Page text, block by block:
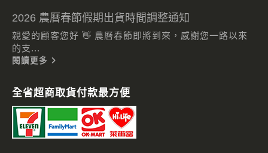
2026 農曆春節假期出貨時間調整通知
親愛的顧客您好 👋 農曆春節即將到來，感謝您一路以來
的支...
閱讀更多
全省超商取貨付款最方便